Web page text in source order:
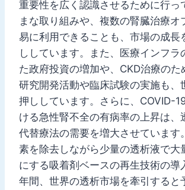
重要性を広く認識させるために行っ
まな取り組みや、複数の腎臓治療オ
易に利用できることも、市場の成長
ししています。また、医療インフラ
た政府投資の増加や、CKD治療のた
研究開発活動や臨床試験の実施も、
押ししています。さらに、COVID-
ける急性腎不全の有病率の上昇は、
代替療法の需要を増大させています
素を除去しながら少量の透析液で大
にする吸着剤ベースの再生技術の導
年間、世界の透析市場を牽引すると